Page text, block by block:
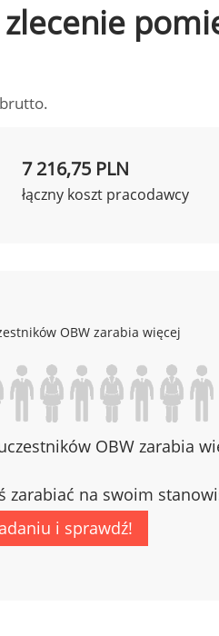
7 216,75 PLN
łączny koszt pracodawcy
OBW zarabia więcej
OBW zarabia
zarabiać na swoim
i sprawdź!